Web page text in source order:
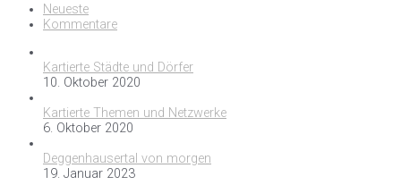
Neueste
Kommentare
Kartierte Städte und Dörfer
10. Oktober 2020
Kartierte Themen und Netzwerke
6. Oktober 2020
Deggenhausertal von morgen
19. Januar 2023